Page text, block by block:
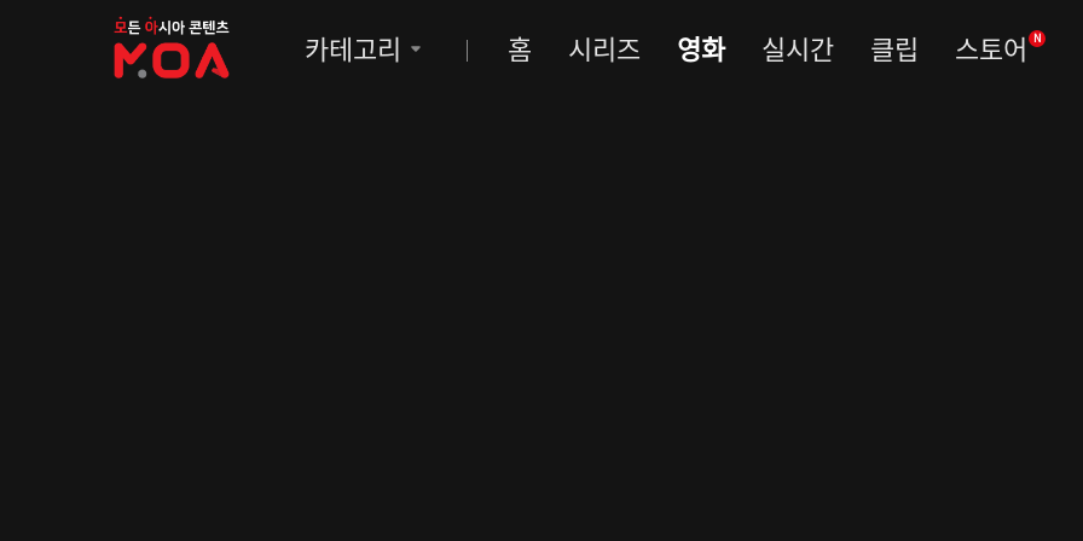
MOA
카테고리 홈 시리즈 영화 실시간 클립 스토어 N